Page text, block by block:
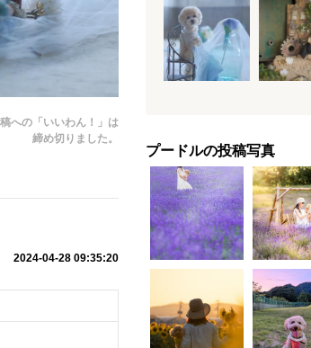
への「いいわん！」は
締め切りました。
2024-04-28 09:35:20
プードルの投稿写真